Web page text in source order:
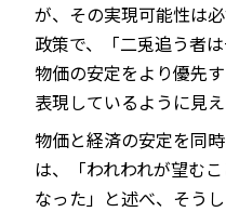
が、その実現可能性は
政策で、「二兎追う者
物価の安定をより優先
表現しているように見え
物価と経済の安定を同
は、「われわれが望む
なった」と述べ、そう